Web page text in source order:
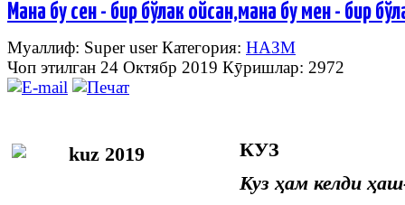
Мана бу сен - бир бўлак ойсан,мана бу мен - бир
Муаллиф: Super userКатегория: НАЗМ
Чоп этилган 24 Октябр 2019 Кӯришлар: 2972
КУЗ
Куз ҳам келди